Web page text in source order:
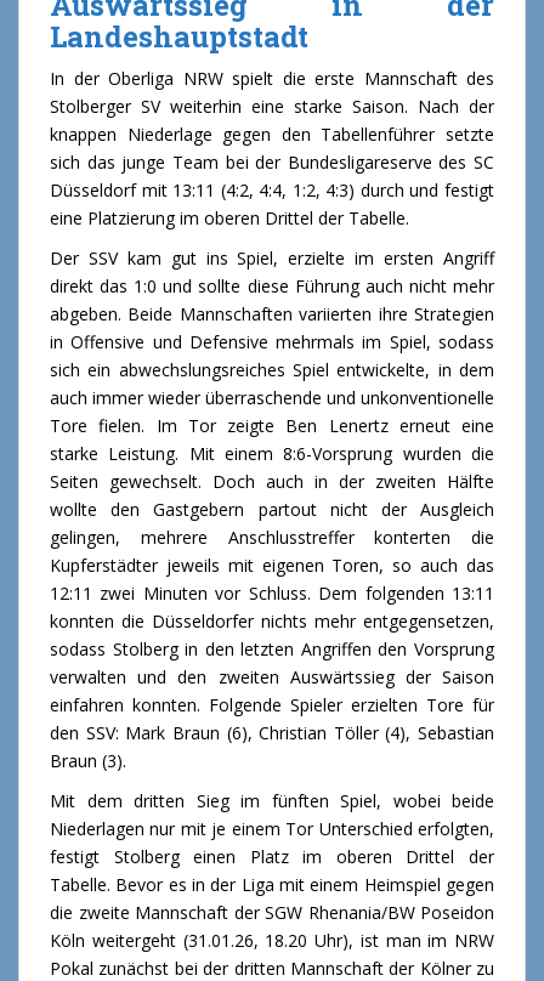
Landeshauptstadt
In der Oberliga NRW spielt die erste Mannschaft des
Stolberger SV weiterhin eine starke Saison. Nach der
knappen Niederlage gegen den Tabellenführer setzte
sich das junge Team bei der Bundesligareserve des SC
Düsseldorf mit 13:11 (4:2, 4:4, 1:2, 4:3) durch und festigt
eine Platzierung im oberen Drittel der Tabelle.
Der SSV kam gut ins Spiel, erzielte im ersten Angriff
direkt das 1:0 und sollte diese Führung auch nicht mehr
abgeben. Beide Mannschaften variierten ihre Strategien
in Offensive und Defensive mehrmals im Spiel, sodass
sich ein abwechslungsreiches Spiel entwickelte, in dem
auch immer wieder überraschende und unkonventionelle
Tore fielen. Im Tor zeigte Ben Lenertz erneut eine
starke Leistung. Mit einem 8:6-Vorsprung wurden die
Seiten gewechselt. Doch auch in der zweiten Hälfte
wollte den Gastgebern partout nicht der Ausgleich
gelingen, mehrere Anschlusstreffer konterten die
Kupferstädter jeweils mit eigenen Toren, so auch das
12:11 zwei Minuten vor Schluss. Dem folgenden 13:11
konnten die Düsseldorfer nichts mehr entgegensetzen,
sodass Stolberg in den letzten Angriffen den Vorsprung
verwalten und den zweiten Auswärtssieg der Saison
einfahren konnten. Folgende Spieler erzielten Tore für
den SSV: Mark Braun (6), Christian Töller (4), Sebastian
Braun (3).
Mit dem dritten Sieg im fünften Spiel, wobei beide
Niederlagen nur mit je einem Tor Unterschied erfolgten,
festigt Stolberg einen Platz im oberen Drittel der
Tabelle. Bevor es in der Liga mit einem Heimspiel gegen
die zweite Mannschaft der SGW Rhenania/BW Poseidon
Köln weitergeht (31.01.26, 18.20 Uhr), ist man im NRW
Pokal zunächst bei der dritten Mannschaft der Kölner zu